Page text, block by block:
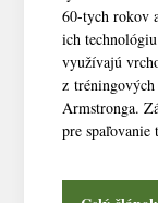
60-tych rokov
ich
využívajú
z tréningových
Armstronga.
pre spaľovanie